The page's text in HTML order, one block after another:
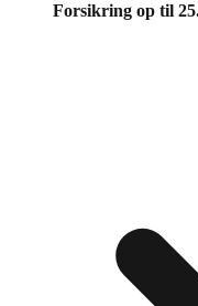
Forsikring op til